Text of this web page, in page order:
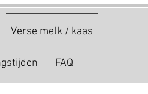
Verse melk / kaas
FAQ